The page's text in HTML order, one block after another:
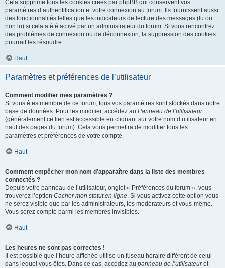
Cela supprime tous les cookies créés par phpBB qui conservent vos
paramètres d’authentification et votre connexion au forum. Ils fournissent aussi
des fonctionnalités telles que les indicateurs de lecture des messages (lu ou
non lu) si cela a été activé par un administrateur du forum. Si vous rencontrez
des problèmes de connexion ou de déconnexion, la suppression des cookies
pourrait les résoudre.
Haut
Paramètres et préférences de l’utilisateur
Comment modifier mes paramètres ?
Si vous êtes membre de ce forum, tous vos paramètres sont stockés dans notre
base de données. Pour les modifier, accédez au Panneau de l’utilisateur
(généralement ce lien est accessible en cliquant sur votre nom d’utilisateur en
haut des pages du forum). Cela vous permettra de modifier tous les
paramètres et préférences de votre compte.
Haut
Comment empêcher mon nom d’apparaître dans la liste des membres
connectés ?
Depuis votre panneau de l’utilisateur, onglet « Préférences du forum », vous
trouverez l’option Cacher mon statut en ligne. Si vous activez cette option vous
ne serez visible que par les administrateurs, les modérateurs et vous-même.
Vous serez compté parmi les membres invisibles.
Haut
Les heures ne sont pas correctes !
Il est possible que l’heure affichée utilise un fuseau horaire différent de celui
dans lequel vous êtes. Dans ce cas, accédez au panneau de l’utilisateuret